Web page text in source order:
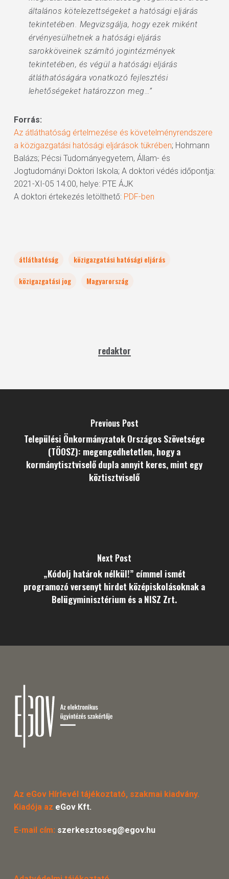
általános kötelezettségeket a hatósági eljárás
tekintetében. Megvizsgálja, hogy ezek miként
érvényesülhetnek a hatósági eljárás
sarokköveinek számító jogintézmények
tekintetében, és végül a hatósági eljárás
átláthatóságára vonatkozó fejlesztési
lehetőségeket határozzon meg…”
Forrás:
Az átláthatóság értelmezése és követelményrendszere
a közigazgatási hatósági eljárások tükrében; Hohmann
Balázs; Pécsi Tudományegyetem, Állam- és
Jogtudományi Doktori Iskola; A doktori védés időpontja:
2021-XI-05 14:00, helye: PTE ÁJK
A doktori értekezés letölthető: PDF-ben
átláthatóság
közigazgatási hatósági eljárás
közigazgatási jog
Magyarország
redaktor
Previous Post
Települési Önkormányzatok Országos Szövetsége
(TÖOSZ): megengedhetetlen, hogy a
kormánytisztviselő dupla annyit keres, mint egy
köztisztviselő
Next Post
„Kódolj határok nélkül!” címmel ismét
programozó versenyt hirdet középiskolásoknak a
Belügyminisztérium és a NISZ Zrt.
Az eGov Hírlevél tájékoztató, szakmai kiadvány.
Kiadója az eGov Kft.
E-mail cím: szerkesztoseg@egov.hu